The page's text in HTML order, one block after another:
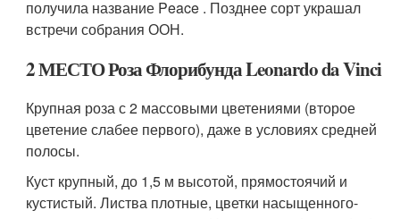
получила название Peace . Позднее сорт украшал
встречи собрания ООН.
2 МЕСТО Роза Флорибунда Leonardo da Vinci
Крупная роза с 2 массовыми цветениями (второе
цветение слабее первого), даже в условиях средней
полосы.
Куст крупный, до 1,5 м высотой, прямостоячий и
кустистый. Листва плотные, цветки насыщенного-